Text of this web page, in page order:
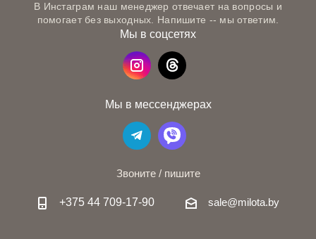
В Инстаграм наш менеджер отвечает на вопросы и
помогает без выходных. Напишите -- мы ответим.
Мы в соцсетях
Мы в мессенджерах
Звоните / пишите
+375 44 709-17-90 sale@milota.by